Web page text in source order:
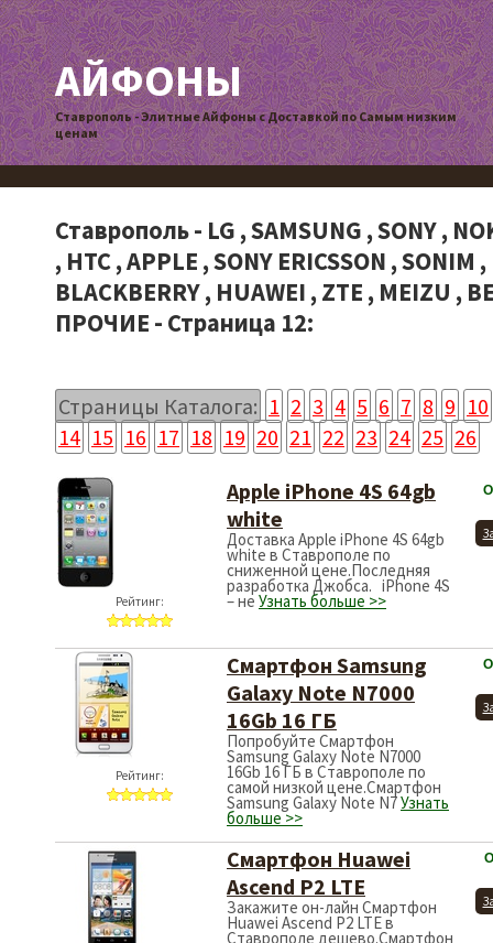
АЙФОНЫ
Ставрополь - Элитные Айфоны с Доставкой по Самым низким
ценам
Ставрополь - LG , SAMSUNG , SONY ,
, HTC , APPLE , SONY ERICSSON , SONIM ,
BLACKBERRY , HUAWEI , ZTE , MEIZU ,
ПРОЧИЕ - Страница 12:
Страницы Каталога: 1 2 3 4 5 6 7 8 9 10
14 15 16 17 18 19 20 21 22 23 24 25 26
Рейтинг:
Apple iPhone 4S 64gb
white
Доставка Apple iPhone 4S 64gb
white в Ставрополе по
сниженной цене.Последняя
разработка Джобса. iPhone 4S
– не Узнать больше >>
Рейтинг:
Смартфон Samsung
Galaxy Note N7000
16Gb 16 ГБ
Попробуйте Смартфон
Samsung Galaxy Note N7000
16Gb 16 ГБ в Ставрополе по
самой низкой цене.Смартфон
Samsung Galaxy Note N7Узнать
больше >>
Смартфон Huawei
Ascend P2 LTE
Закажите он-лайн Смартфон
Huawei Ascend P2 LTE в
Ставрополе дешево.Смартфон